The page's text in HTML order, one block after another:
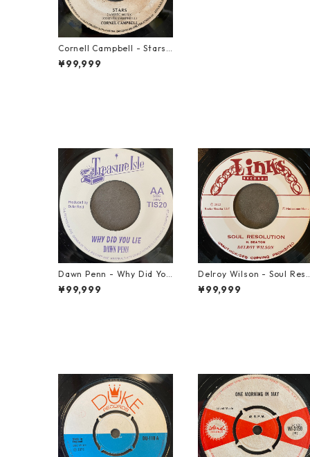
Cornell Campbell - Stars
【7-21725】
¥99,999
Dawn Penn - Why Did You
Lie【7-21938】
¥99,999
Delroy Wilson - Soul
lution【7-21935】
¥99,999